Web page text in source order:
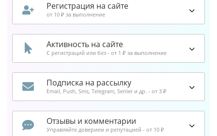
Регистрация на сайте
от 10 ₽ за выполнение
Активность на сайте
С регистраций или без - от 1 ₽ за выполнение
Подписка на рассылку
Email, Push, Sms, Telegram, Senler и др. - от 3 ₽
Отзывы и комментарии
Управляйте доверием и репутацией - от 10 ₽